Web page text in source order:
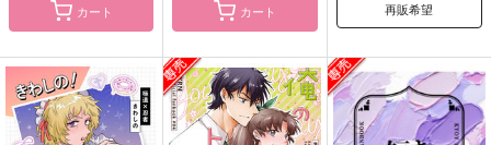
カート カート 再販希望